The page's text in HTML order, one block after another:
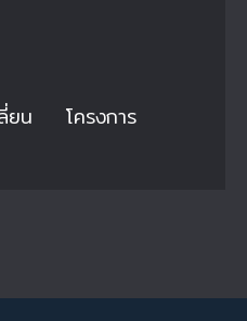
ยน โครงการ